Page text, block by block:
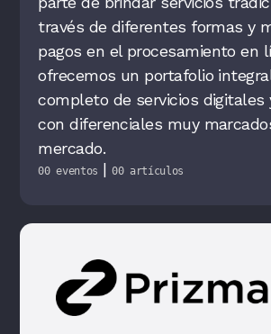
través de diferentes formas y
pagos en el procesamiento en
ofrecemos un portafolio
completo de servicios digitales
con diferenciales muy
mercado.
00 eventos |00 artículos